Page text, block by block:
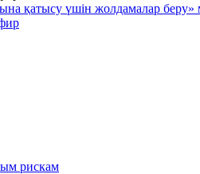
қатысу үшін жолдамалар
рискам